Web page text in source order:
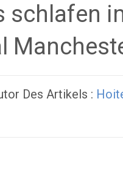
schlafen
Des Artikels :